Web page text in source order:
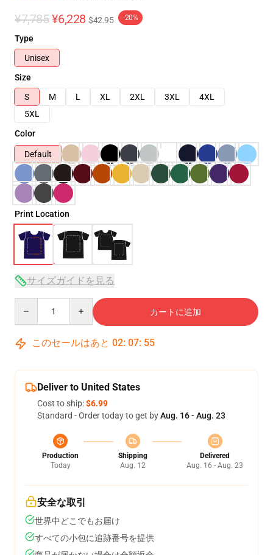
¥7,785 ¥6,228 $42.95 -20%
Type
Unisex
Size
S
M L XL 2XL 3XL
4XL
5XL
Color
Default
Print Location
サイズガイドを見る
カートに追加
このセールはあと 02: 07: 54
Deliver to United States
Cost to ship:$6.99
Standard - Order today to get byAug. 16 - Aug. 23
Production
Today
Shipping
Aug. 12
Delivered
Aug. 16 - Aug. 23
安全な取引
世界中どこでもお届け
すべての小包に追跡番号を提供